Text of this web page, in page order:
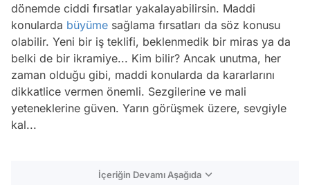
dönemde ciddi fırsatlar yakalayabilirsin. Maddi
konularda büyüme sağlama fırsatları da söz konusu
olabilir. Yeni bir iş teklifi, beklenmedik bir miras ya da
belki de bir ikramiye... Kim bilir? Ancak unutma, her
zaman olduğu gibi, maddi konularda da kararlarını
dikkatlice vermen önemli. Sezgilerine ve mali
yeteneklerine güven. Yarın görüşmek üzere, sevgiyle
kal...
İçeriğin Devamı Aşağıda